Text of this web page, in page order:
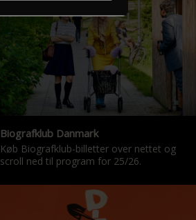
Biografklub Danmark
Køb Biografklub-billetter over nettet og
scroll ned til program for 25/26.